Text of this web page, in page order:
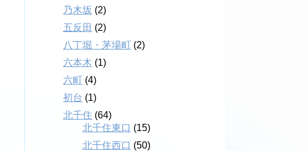
乃木坂 (2)
五反田 (2)
八丁堀・茅場町 (2)
六本木 (1)
六町 (4)
初台 (1)
北千住 (64)
北千住東口 (15)
北千住西口 (50)